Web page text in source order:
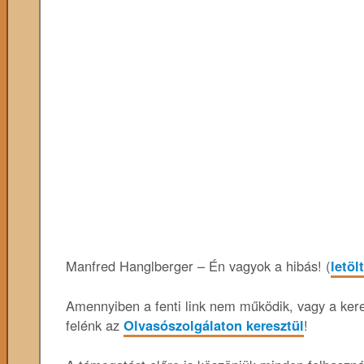
Manfred Hanglberger – Én vagyok a hibás! (
Amennyiben a fenti link nem működik, vagy a
felénk az Olvasószolgálaton keresztül!